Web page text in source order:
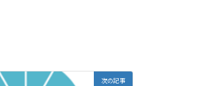
次の記事